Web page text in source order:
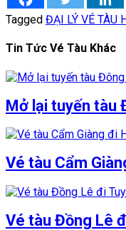
Tagged ĐẠI LÝ VÉ TÀU
Tin Tức Vé Tàu Khác
Mở lại tuyến tàu
Vé tàu Cẩm
Vé tàu Đồng Lê